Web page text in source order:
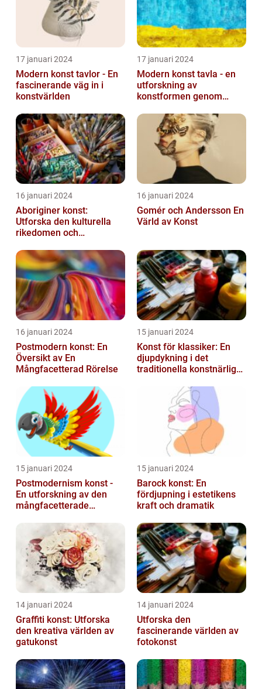
17 januari 2024
Modern konst tavlor - En
fascinerande väg in i
konstvärlden
17 januari 2024
Modern konst tavla - en
utforskning av
konstformen genom
16 januari 2024
Aboriginer konst:
Utforska den kulturella
rikedomen och
16 januari 2024
Gomér och Andersson En
Värld av Konst
16 januari 2024
Postmodern konst: En
Översikt av En
Mångfacetterad Rörelse
15 januari 2024
Konst för klassiker: En
djupdykning i det
traditionella konstnärliga
15 januari 2024
Postmodernism konst -
En utforskning av den
mångfacetterade
15 januari 2024
Barock konst: En
fördjupning i estetikens
kraft och dramatik
14 januari 2024
Graffiti konst: Utforska
den kreativa världen av
gatukonst
14 januari 2024
Utforska den
fascinerande världen av
fotokonst